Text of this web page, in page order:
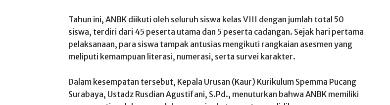
Tahun ini, ANBK diikuti oleh seluruh siswa kelas VIII dengan jumlah total 50
siswa, terdiri dari 45 peserta utama dan 5 peserta cadangan. Sejak hari pertama
pelaksanaan, para siswa tampak antusias mengikuti rangkaian asesmen yang
meliputi kemampuan literasi, numerasi, serta survei karakter.
Dalam kesempatan tersebut, Kepala Urusan (Kaur) Kurikulum Spemma Pucang
Surabaya, Ustadz Rusdian Agustifani, S.Pd., menuturkan bahwa ANBK memiliki